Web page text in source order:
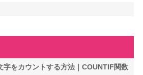
字をカウントする方法｜COUNTIF関数